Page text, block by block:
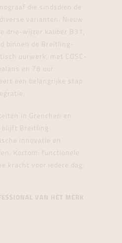
die sindsdien de
varianten. Nieuw
drie-wijzer kaliber B31,
binnen de Breitling-
uurwerk, met COSC-
en 78 uur
een belangrijke stap
in Grenchen en
blijft Breitling
innovatie en
Kortom: functionele
kracht voor iedere dag.
VAN HET MERK